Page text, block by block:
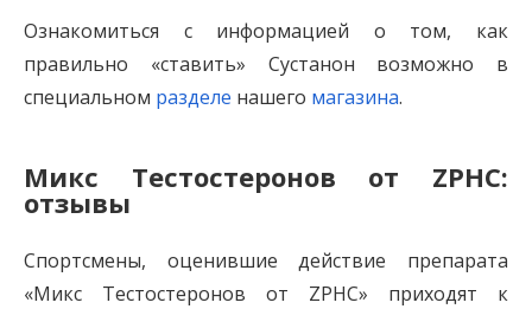
Ознакомиться с информацией о том, как
правильно «ставить» Сустанон возможно в
специальном разделе нашего магазина.
Микс Тестостеронов от ZPHC:
отзывы
Спортсмены, оценившие действие препарата
«Микс Тестостеронов от ZPHC» приходят к